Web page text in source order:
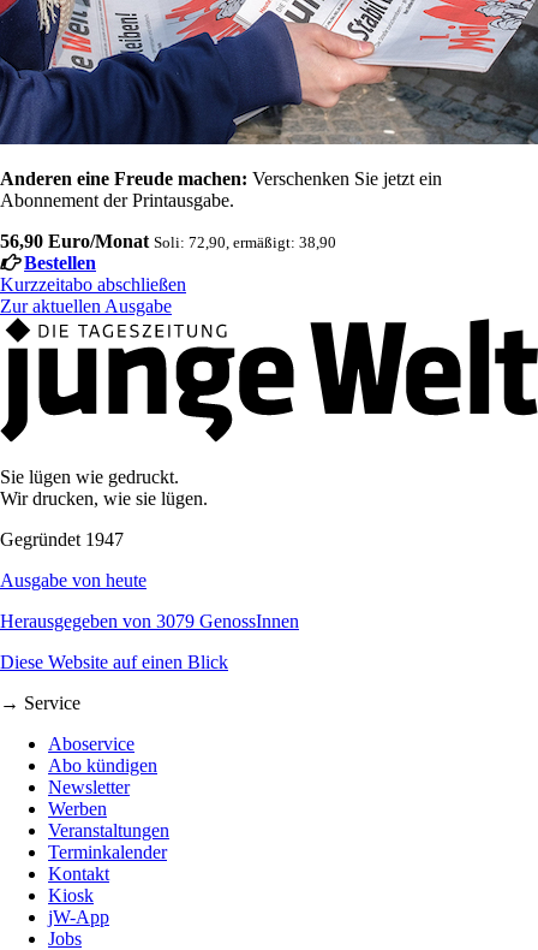
Anderen eine Freude machen: Verschenken Sie jetzt ein
Abonnement der Printausgabe.
56,90 Euro/Monat Soli: 72,90, ermäßigt: 38,90
Bestellen
Kurzzeitabo abschließen
Zur aktuellen Ausgabe
Sie lügen wie gedruckt.
Wir drucken, wie sie lügen.
Gegründet 1947
Ausgabe von heute
Herausgegeben von 3079 GenossInnen
Diese Website auf einen Blick
→ Service
Aboservice
Abo kündigen
Newsletter
Werben
Veranstaltungen
Terminkalender
Kontakt
Kiosk
jW-App
Jobs